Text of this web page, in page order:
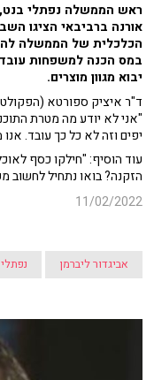
ראש הממשלה נפתלי בנט,
אורנה ברביבאי הציגו
הכלכלית של הממשלה
במס הכנה למשפחות
יבוא מגוון מוצרים.
ד"ר איציק ספורטא
"אני לא יודע מה מטרת
יפים וזה לא כל כך עובד.
עוד הוסיף: "חילקו כסף
הזקנה? בואו נתחיל לחשוב
11/02/2022
אביגדור ליברמן